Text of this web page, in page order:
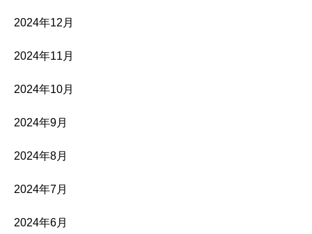
2024年12月
2024年11月
2024年10月
2024年9月
2024年8月
2024年7月
2024年6月